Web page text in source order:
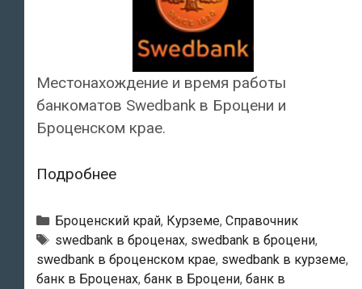
Местонахождение и время работы
банкоматов Swedbank в Броцени и
Броценском крае.
ПодробнееSwedbank
Банкоматы
в
Броцени
Рубрики
Броценский край, Курземе, Справочник
Тэги
swedbank в броценах, swedbank в броцени,
swedbank в броценском крае, swedbank в курземе,
банк в Броценах, банк в Броцени, банк в